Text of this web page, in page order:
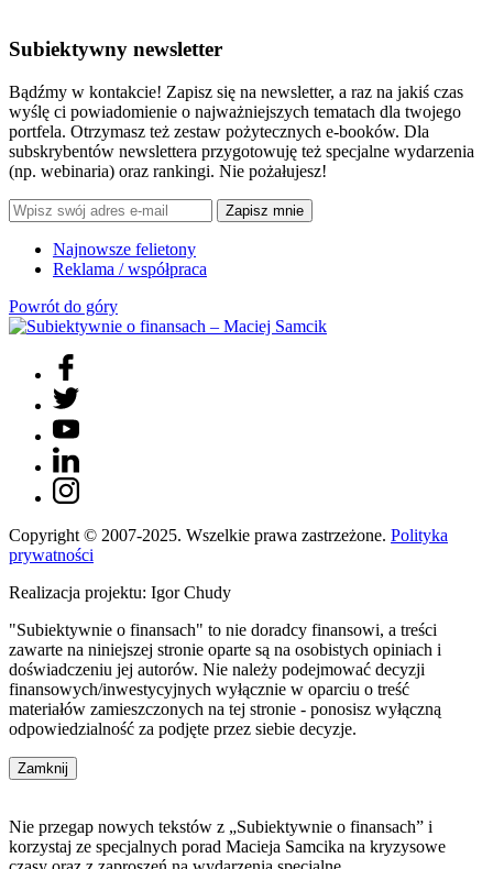
Subiektywny newsletter
Bądźmy w kontakcie! Zapisz się na newsletter, a raz na jakiś czas
wyślę ci powiadomienie o najważniejszych tematach dla twojego
portfela. Otrzymasz też zestaw pożytecznych e-booków. Dla
subskrybentów newslettera przygotowuję też specjalne wydarzenia
(np. webinaria) oraz rankingi. Nie pożałujesz!
Zapisz mnie
Najnowsze felietony
Reklama / współpraca
Powrót do góry
Copyright © 2007-2025. Wszelkie prawa zastrzeżone. Polityka
prywatności
Realizacja projektu: Igor Chudy
"Subiektywnie o finansach" to nie doradcy finansowi, a treści
zawarte na niniejszej stronie oparte są na osobistych opiniach i
doświadczeniu jej autorów. Nie należy podejmować decyzji
finansowych/inwestycyjnych wyłącznie w oparciu o treść
materiałów zamieszczonych na tej stronie - ponosisz wyłączną
odpowiedzialność za podjęte przez siebie decyzje.
Zamknij
Nie przegap nowych tekstów z „Subiektywnie o finansach” i
korzystaj ze specjalnych porad Macieja Samcika na kryzysowe